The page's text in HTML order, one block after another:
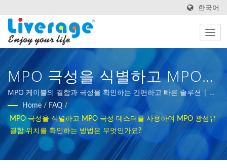
한국어
MPO 극성을 식별하고 MPO
극성 테스터를 사용하여 MPO
광섬유 결함 위치를 확인하는
방법은 무엇인가요? | 5G 인프
라에서 광 트랜시버를 테스트
MPO 케이블의 결함과 극성을 확인하는 간편하고 빠른 솔루션 | 글
로벌 네트워크를 위한 광섬유 트랜시버 문제 해결
Home / FAQ /
MPO 극성을 식별하고 MPO 극성 테스터를 사용하여 MPO 광섬유
결함 위치를 확인하는 방법은 무엇인가요?